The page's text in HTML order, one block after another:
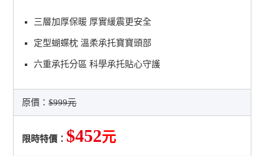
三層加厚保暖 厚實緩震更安全
定型蝴蝶枕 溫柔承托寶寶頭部
六重承托分區 科學承托貼心守護
原價：$999元
限時特價： $452元